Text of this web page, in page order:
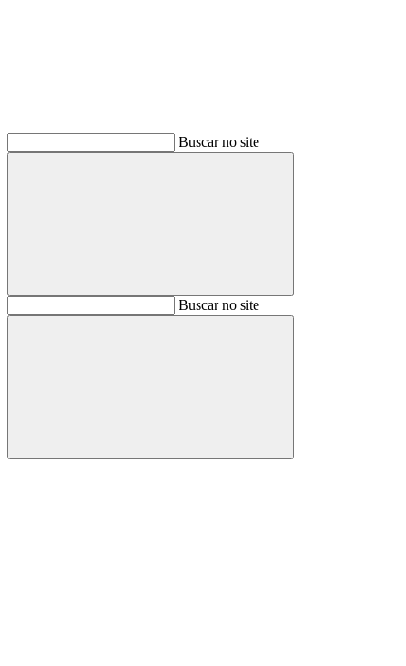
Buscar no site
BuscarBuscar no site
Buscar